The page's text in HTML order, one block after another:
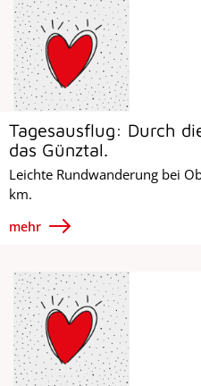
Tagesausflug: Durch
das Günztal.
Leichte Rundwanderung bei
km.
mehr